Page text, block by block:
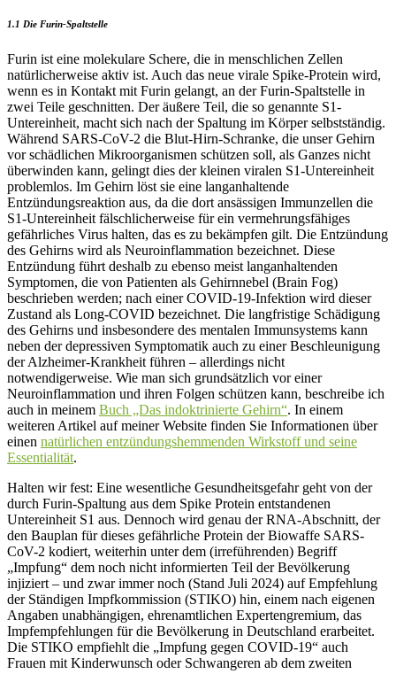
1.1 Die Furin-Spaltstelle
Furin ist eine molekulare Schere, die in menschlichen Zellen
natürlicherweise aktiv ist. Auch das neue virale Spike-Protein wird,
wenn es in Kontakt mit Furin gelangt, an der Furin-Spaltstelle in
zwei Teile geschnitten. Der äußere Teil, die so genannte S1-
Untereinheit, macht sich nach der Spaltung im Körper selbstständig.
Während SARS-CoV-2 die Blut-Hirn-Schranke, die unser Gehirn
vor schädlichen Mikroorganismen schützen soll, als Ganzes nicht
überwinden kann, gelingt dies der kleinen viralen S1-Untereinheit
problemlos. Im Gehirn löst sie eine langanhaltende
Entzündungsreaktion aus, da die dort ansässigen Immunzellen die
S1-Untereinheit fälschlicherweise für ein vermehrungsfähiges
gefährliches Virus halten, das es zu bekämpfen gilt. Die Entzündung
des Gehirns wird als Neuroinflammation bezeichnet. Diese
Entzündung führt deshalb zu ebenso meist langanhaltenden
Symptomen, die von Patienten als Gehirnnebel (Brain Fog)
beschrieben werden; nach einer COVID-19-Infektion wird dieser
Zustand als Long-COVID bezeichnet. Die langfristige Schädigung
des Gehirns und insbesondere des mentalen Immunsystems kann
neben der depressiven Symptomatik auch zu einer Beschleunigung
der Alzheimer-Krankheit führen – allerdings nicht
notwendigerweise. Wie man sich grundsätzlich vor einer
Neuroinflammation und ihren Folgen schützen kann, beschreibe ich
auch in meinem Buch „Das indoktrinierte Gehirn“. In einem
weiteren Artikel auf meiner Website finden Sie Informationen über
einen natürlichen entzündungshemmenden Wirkstoff und seine
Essentialität.
Halten wir fest: Eine wesentliche Gesundheitsgefahr geht von der
durch Furin-Spaltung aus dem Spike Protein entstandenen
Untereinheit S1 aus. Dennoch wird genau der RNA-Abschnitt, der
den Bauplan für dieses gefährliche Protein der Biowaffe SARS-
CoV-2 kodiert, weiterhin unter dem (irreführenden) Begriff
„Impfung“ dem noch nicht informierten Teil der Bevölkerung
injiziert – und zwar immer noch (Stand Juli 2024) auf Empfehlung
der Ständigen Impfkommission (STIKO) hin, einem nach eigenen
Angaben unabhängigen, ehrenamtlichen Expertengremium, das
Impfempfehlungen für die Bevölkerung in Deutschland erarbeitet.
Die STIKO empfiehlt die „Impfung gegen COVID-19“ auch
Frauen mit Kinderwunsch oder Schwangeren ab dem zweiten